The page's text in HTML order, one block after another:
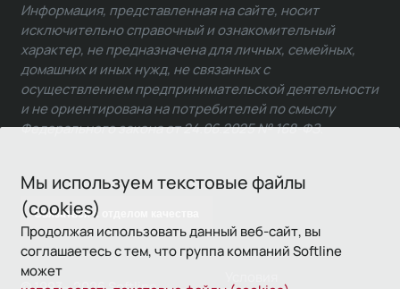
Мы используем текстовые файлы
(cookies)
Продолжая использовать данный веб-сайт, вы
соглашаетесь с тем, что группа компаний Softline
может
Связаться с отделом качества
Информация, представленная на сайте, носит
исключительно справочный и ознакомительный
характер, не предназначена для личных, семейных,
домашних и иных нужд, не связанных с
осуществлением предпринимательской деятельности
и не ориентирована на потребителей по смыслу
Федерального закона от 24.06.2025 № 168-ФЗ.